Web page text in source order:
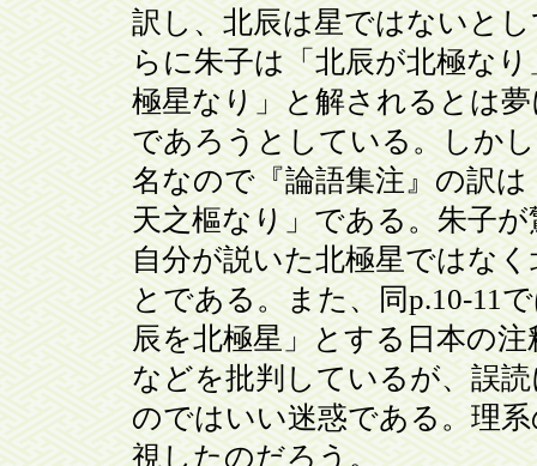
訳し、北辰は星ではないと
らに朱子は「北辰が北極な
極星なり」と解されるとは
であろうとしている。しか
名なので『論語集注』の訳
天之樞なり」である。朱子
自分が説いた北極星ではな
とである。また、同p.10-11
辰を北極星」とする日本の
などを批判しているが、誤
のではいい迷惑である。理
視したのだろう。